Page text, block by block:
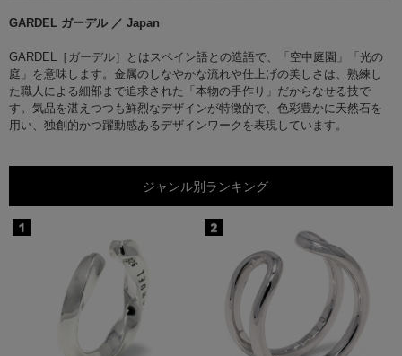
GARDEL ガーデル ／ Japan
GARDEL［ガーデル］とはスペイン語との造語で、「空中庭園」「光の
庭」を意味します。金属のしなやかな流れや仕上げの美しさは、熟練し
た職人による細部まで追求された「本物の手作り」だからなせる技で
す。気品を湛えつつも鮮烈なデザインが特徴的で、色彩豊かに天然石を
用い、独創的かつ躍動感あるデザインワークを表現しています。
ジャンル別ランキング